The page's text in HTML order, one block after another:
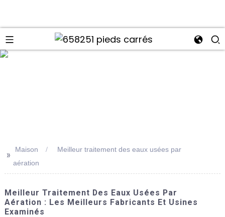
>> Maison
Meilleur traitement des eaux usées par
aération
Meilleur Traitement Des Eaux Usées Par
Aération : Les Meilleurs Fabricants Et Usines
Examinés